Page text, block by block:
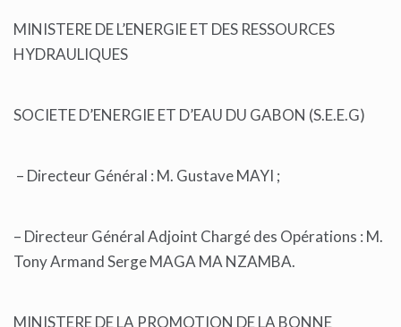
MINISTERE DE L’ENERGIE ET DES RESSOURCES
HYDRAULIQUES
SOCIETE D’ENERGIE ET D’EAU DU GABON (S.E.E.G)
– Directeur Général : M. Gustave MAYI ;
– Directeur Général Adjoint Chargé des Opérations : M.
Tony Armand Serge MAGA MA NZAMBA.
MINISTERE DE LA PROMOTION DE LA BONNE